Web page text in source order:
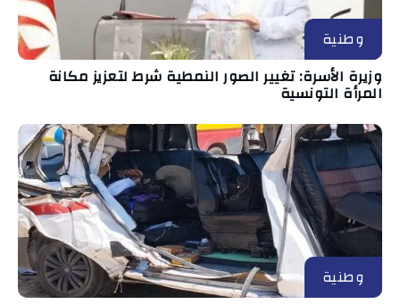
وطنية
وزيرة الأسرة: تغيير الصور النمطية شرط لتعزيز مكانة
المرأة التونسية
وطنية